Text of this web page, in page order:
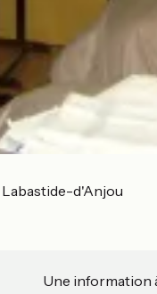
Labastide-d'Anjou
Une information